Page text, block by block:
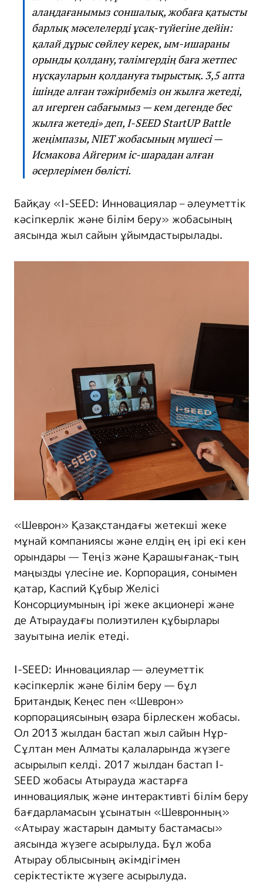
алаңдағанымыз соншалық, жобаға қатысты
барлық мәселелерді ұсақ-түйегіне дейін:
қалай дұрыс сөйлеу керек, ым-ишараны
орынды қолдану, тәлімгердің баға жетпес
нұсқауларын қолдануға тырыстық. 3,5 апта
ішінде алған тәжірибеміз он жылға жетеді,
ал игерген сабағымыз — кем дегенде бес
жылға жетеді» деп, I-SEED StartUP Battle
жеңімпазы, NIET жобасының мүшесі —
Исмакова Айгерим іс-шарадан алған
әсерлерімен бөлісті.
Байқау «I-SEED: Инновациялар – әлеуметтік
кәсіпкерлік және білім беру» жобасының
аясында жыл сайын ұйымдастырылады.
«Шеврон» Қазақстандағы жетекші жеке
мұнай компаниясы және елдің ең ірі екі кен
орындары — Теңіз және Қарашығанақ-тың
маңызды үлесіне ие. Корпорация, сонымен
қатар, Каспий Құбыр Желісі
Консорциумының ірі жеке акционері және
де Атыраудағы полиэтилен құбырлары
зауытына иелік етеді.
I-SEED: Инновациялар — әлеуметтік
кәсіпкерлік және білім беру — бұл
Британдық Кеңес пен «Шеврон»
корпорациясының өзара бірлескен жобасы.
Ол 2013 жылдан бастап жыл сайын Нұр-
Сұлтан мен Алматы қалаларында жүзеге
асырылып келді. 2017 жылдан бастап I-
SEED жобасы Атырауда жастарға
инновациялық және интерактивті білім беру
бағдарламасын ұсынатын «Шевронның»
«Атырау жастарын дамыту бастамасы»
аясында жүзеге асырылуда. Бұл жоба
Атырау облысының әкімдігімен
серіктестікте жүзеге асырылуда.